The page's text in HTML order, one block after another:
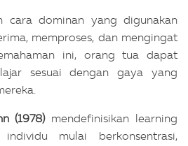
cara dominan yang digunakan
memproses, dan mengingat
ini, orang tua dapat
sesuai dengan gaya yang
(1978)mendefinisikan learning
mulai berkonsentrasi,